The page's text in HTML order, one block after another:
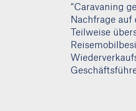
“Caravaning
Nachfrage
Teilweise